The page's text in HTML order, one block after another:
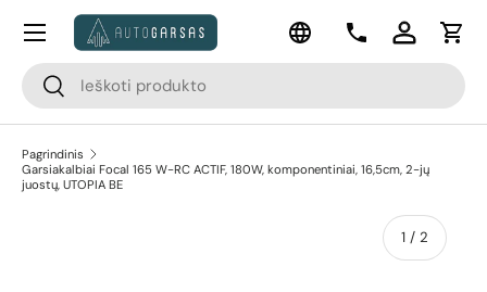
Pereiti prie turinio
Paieška
Paieška
Kalba
KontaktaiPrisijungti
Meniu
Pagrindinis
Garsiakalbiai Focal 165 W-RC ACTIF, 180W, komponentiniai, 16,5cm, 2-jų
juostų, UTOPIA BE
1 / apie
2